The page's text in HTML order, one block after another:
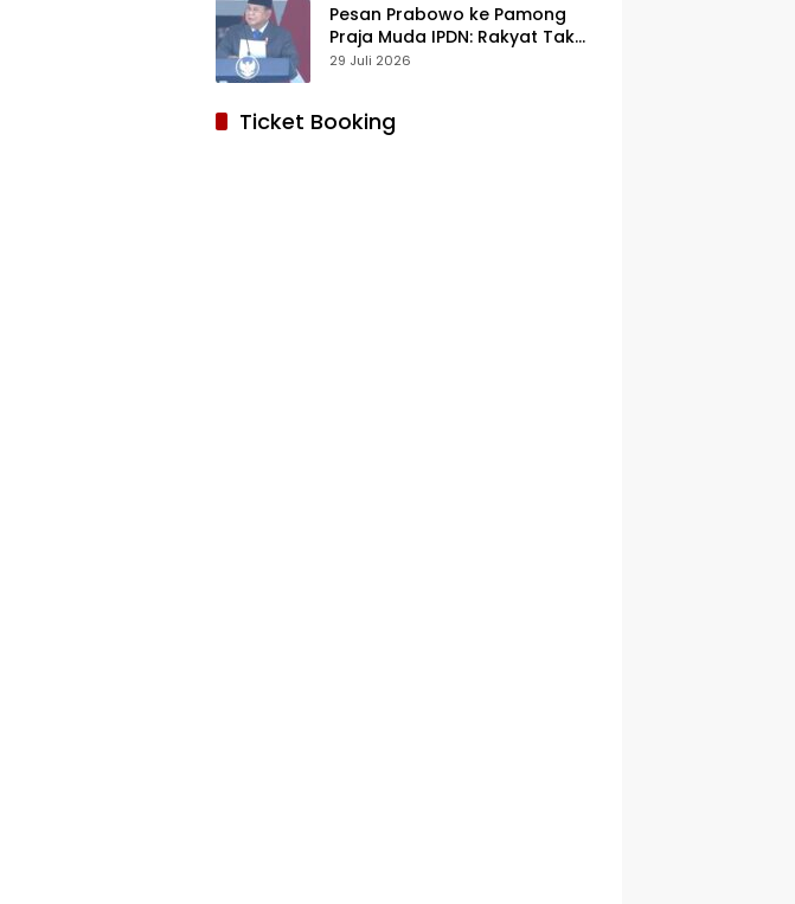
Pesan Prabowo ke Pamong
Praja Muda IPDN: Rakyat Tak
Butuh Birokrasi Berbelit
29 Juli 2026
Ticket Booking